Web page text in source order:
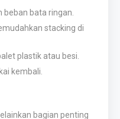
bata ringan.
stacking di
plastik atau besi.
kembali.
bagian penting